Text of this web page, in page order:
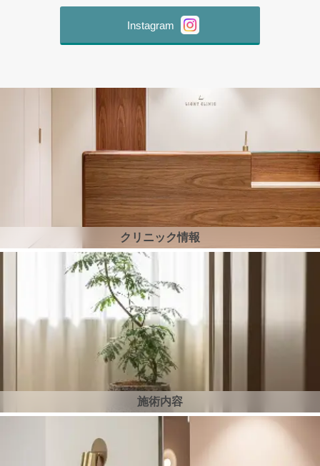
Instagram
クリニック情報
施術内容